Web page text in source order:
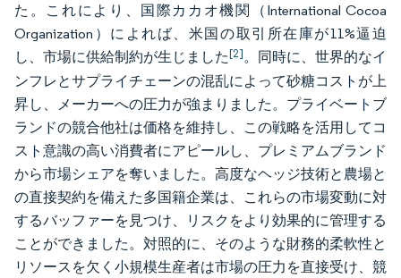
た。これにより、国際カカオ機関（International Cocoa
Organization）によれば、米国の取引所在庫が11%逼迫
し、市場に供給制約が生じました[2]。同時に、世界的なイ
ンフレとサプライチェーンの混乱によって砂糖コストが上
昇し、メーカーへの圧力が強まりました。プライベートブ
ランドの競合他社は価格を維持し、この戦略を活用してコ
スト意識の高い消費者にアピールし、プレミアムブランド
から市場シェアを奪いました。高度なヘッジ技術と農場と
の直接契約を備えた多国籍企業は、これらの市場変動に対
するバッファーを見つけ、リスクをより効果的に管理する
ことができました。対照的に、そのような財務的柔軟性と
リソースを欠く小規模生産者は市場の圧力を直接受け、競